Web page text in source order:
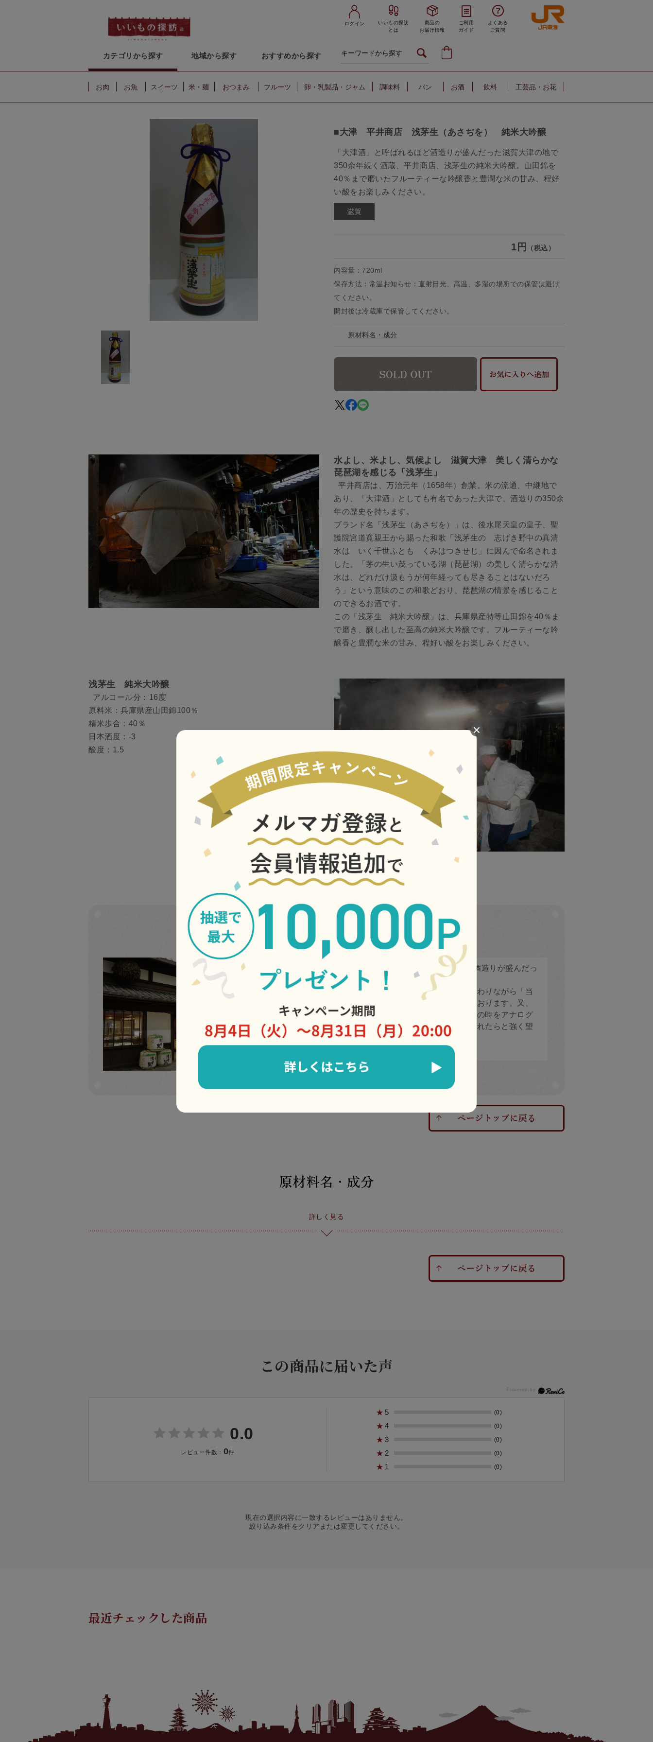
ログイン
いいもの探訪
とは
商品の
お届け情報
ご利用
ガイド
よくある
ご質問
カテゴリから探す 地域から探す おすすめから探す
お肉 お魚 スイーツ 米・麺 おつまみ フルーツ 卵・乳製品・ジャム 調味料 パン お酒 飲料 工芸品・お花
■大津 平井商店 浅茅生（あさぢを） 純米大吟醸
「大津酒」と呼ばれるほど酒造りが盛んだった滋賀大津の地で
350余年続く酒蔵、平井商店、浅茅生の純米大吟醸。山田錦を
40％まで磨いたフルーティーな吟醸香と豊潤な米の甘み、程好
い酸をお楽しみください。
1円 （税込）
内容量：720ml
保存方法：常温お知らせ：直射日光、高温、多湿の場所での保管は避け
てください。
開封後は冷蔵庫で保管してください。
原材料名・成分
水よし、米よし、気候よし 滋賀大津 美しく清らかな
琵琶湖を感じる「浅茅生」
平井商店は、万治元年（1658年）創業。米の流通、中継地で
あり、「大津酒」としても有名であった大津で、酒造りの350余
年の歴史を持ちます。
ブランド名「浅茅生（あさぢを）」は、後水尾天皇の皇子、聖
護院宮道寛親王から賜った和歌「浅茅生の 志げき野中の真清
水は いく千世ふとも くみはつきせじ」に因んで命名されま
した。「茅の生い茂っている湖（琵琶湖）の美しく清らかな清
水は、どれだけ汲もうが何年経っても尽きることはないだろ
う」という意味のこの和歌どおり、琵琶湖の情景を感じること
のできるお酒です。
この「浅茅生 純米大吟醸」は、兵庫県産特等山田錦を40％ま
で磨き、醸し出した至高の純米大吟醸です。フルーティーな吟
醸香と豊潤な米の甘み、程好い酸をお楽しみください。
浅茅生 純米大吟醸
アルコール分：16度
原料米：兵庫県産山田錦100％
精米歩合：40％
日本酒度：-3
酸度：1.5
平井商店は、「大津酒」という呼称もあったほど酒造りが盛んだっ
た滋賀、大津の地で350余年続く酒蔵です。
ひと冬、ひと冬を大切に、昔ながらの手造りにこだわりながら「当
蔵ならでは」と言われる酒を造るよう努力いたしております。又、
「酒を造る」ということがデジタルに過ぎていく今の時をアナログ
に変え、酒を口にする人々へ手のぬくもりが伝えられたらと強く望
んでいます。
（有限会社 平井商店 社長 平井八兵衛）
詳しく見る
この商品に届いた声
0.0
レビュー件数： 0件
★ 5 (0)
★ 4 (0)
★ 3 (0)
★ 2 (0)
★ 1 (0)
現在の選択内容に一致するレビューはありません。
絞り込み条件をクリアまたは変更してください。
最近チェックした商品